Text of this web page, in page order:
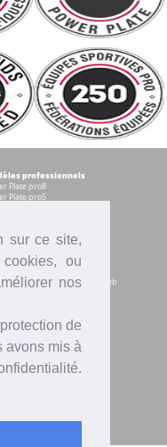
sur ce site,
ou
nos
de
avons mis à
professionnels
Plate pro8
Plate pro5
marketing & web
légales